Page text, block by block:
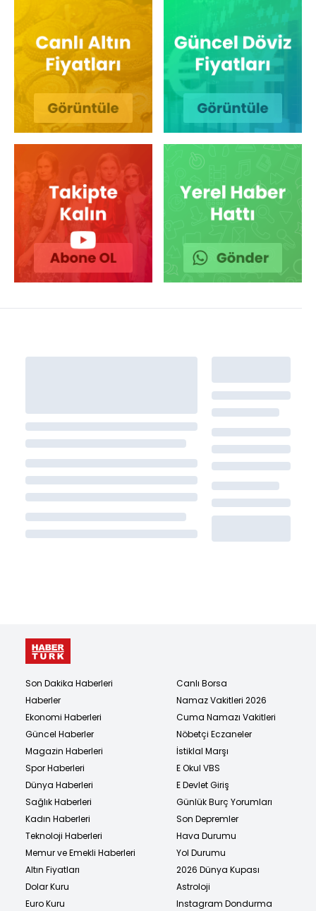
Son Dakika Haberleri
Haberler
Ekonomi Haberleri
Güncel Haberler
Magazin Haberleri
Spor Haberleri
Dünya Haberleri
Sağlık Haberleri
Kadın Haberleri
Teknoloji Haberleri
Memur ve Emekli Haberleri
Altın Fiyatları
Dolar Kuru
Euro Kuru
Canlı Borsa
Namaz Vakitleri 2026
Cuma Namazı Vakitleri
Nöbetçi Eczaneler
İstiklal Marşı
E Okul VBS
E Devlet Giriş
Günlük Burç Yorumları
Son Depremler
Hava Durumu
Yol Durumu
2026 Dünya Kupası
Astroloji
Instagram Dondurma